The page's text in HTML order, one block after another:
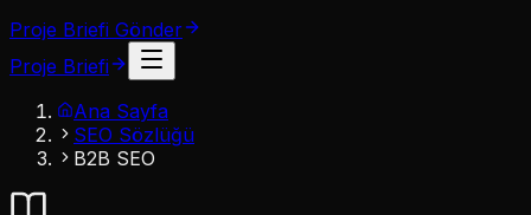
Proje Briefi Gönder
Proje Briefi
Ana Sayfa
SEO Sözlüğü
B2B SEO